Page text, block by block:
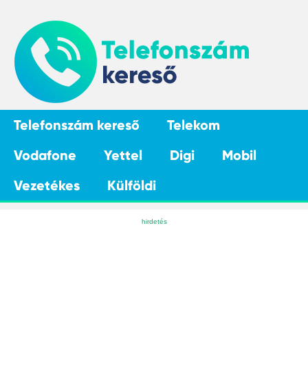
Telefonszám kereső
Telekom
Vodafone
Yettel Digi
Mobil
Vezetékes
Külföldi